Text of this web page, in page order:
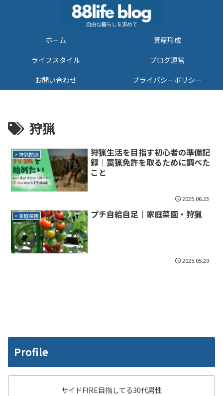
ホーム
資産形成
ライフスタイル
ブログ運営
お問い合わせ
プライバシーポリシー
狩猟
> 狩猟関連
狩猟生活を目指す初心者の準備記
録｜罠猟免許を取るために調べた
こと
2025.06.23
> 家庭菜園 プチ自給自足｜家庭菜園・狩猟
2025.05.29
Profile
サイドFIRE目指してる30代男性